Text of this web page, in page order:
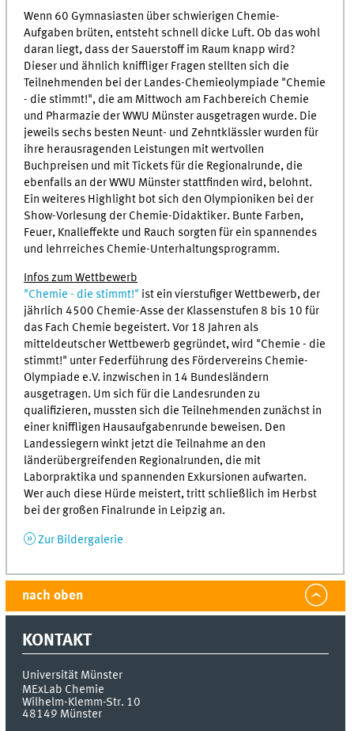
Wenn 60 Gymnasiasten über schwierigen Chemie-
Aufgaben brüten, entsteht schnell dicke Luft. Ob das wohl
daran liegt, dass der Sauerstoff im Raum knapp wird?
Dieser und ähnlich kniffliger Fragen stellten sich die
Teilnehmenden bei der Landes-Chemieolympiade "Chemie
- die stimmt!", die am Mittwoch am Fachbereich Chemie
und Pharmazie der WWU Münster ausgetragen wurde. Die
jeweils sechs besten Neunt- und Zehntklässler wurden für
ihre herausragenden Leistungen mit wertvollen
Buchpreisen und mit Tickets für die Regionalrunde, die
ebenfalls an der WWU Münster stattfinden wird, belohnt.
Ein weiteres Highlight bot sich den Olympioniken bei der
Show-Vorlesung der Chemie-Didaktiker. Bunte Farben,
Feuer, Knalleffekte und Rauch sorgten für ein spannendes
und lehrreiches Chemie-Unterhaltungsprogramm.
Infos zum Wettbewerb
"Chemie - die stimmt!" ist ein vierstufiger Wettbewerb, der
jährlich 4500 Chemie-Asse der Klassenstufen 8 bis 10 für
das Fach Chemie begeistert. Vor 18 Jahren als
mitteldeutscher Wettbewerb gegründet, wird "Chemie - die
stimmt!" unter Federführung des Fördervereins Chemie-
Olympiade e.V. inzwischen in 14 Bundesländern
ausgetragen. Um sich für die Landesrunden zu
qualifizieren, mussten sich die Teilnehmenden zunächst in
einer kniffligen Hausaufgabenrunde beweisen. Den
Landessiegern winkt jetzt die Teilnahme an den
länderübergreifenden Regionalrunden, die mit
Laborpraktika und spannenden Exkursionen aufwarten.
Wer auch diese Hürde meistert, tritt schließlich im Herbst
bei der großen Finalrunde in Leipzig an.
Zur Bildergalerie
nach oben
KONTAKT
Universität Münster
MExLab Chemie
Wilhelm-Klemm-Str. 10
48149 Münster